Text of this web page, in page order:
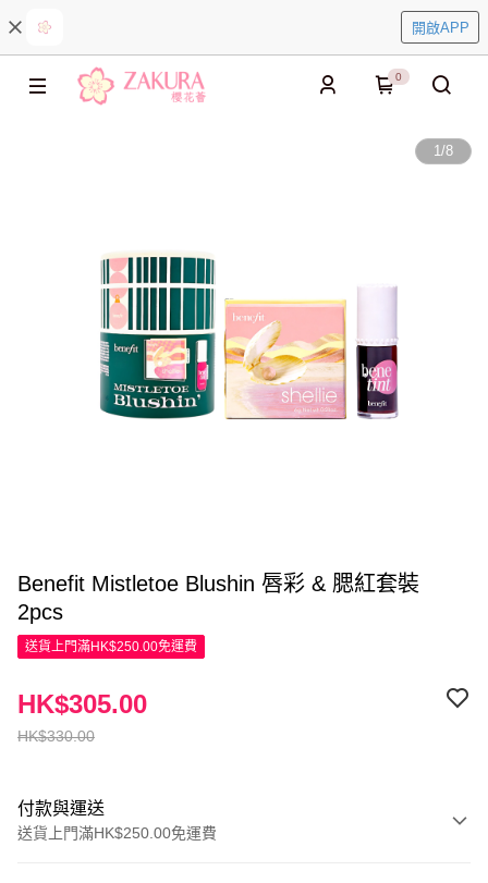
開啟APP
0
1/8
Benefit Mistletoe Blushin 唇彩 & 腮紅套裝
2pcs
送貨上門滿HK$250.00免運費
HK$330.00
HK$305.00
付款與運送
送貨上門滿HK$250.00免運費